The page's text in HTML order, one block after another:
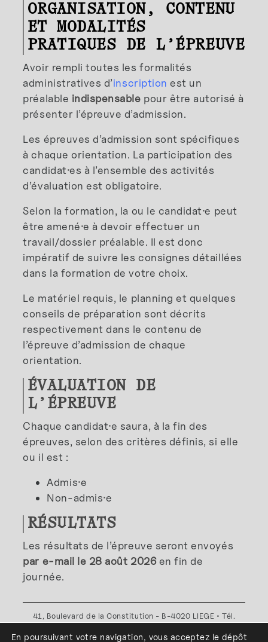
ORGANISATION, CONTENU
ET MODALITÉS
PRATIQUES DE L’ÉPREUVE
Avoir rempli toutes les formalités
administratives d’inscription est un
préalable indispensable pour être autorisé à
présenter l’épreuve d’admission.
Les épreuves d’admission sont spécifiques
à chaque orientation. La participation des
candidat·es à l’ensemble des activités
d’évaluation est obligatoire.
Selon la formation, la ou le candidat·e peut
être amené·e à devoir effectuer un
travail/dossier préalable. Il est donc
impératif de suivre les consignes détaillées
dans la formation de votre choix.
Le matériel requis, le planning et quelques
conseils de préparation sont décrits
respectivement dans le contenu de
l’épreuve d’admission de chaque
orientation.
ÉVALUATION DE
L’ÉPREUVE
Chaque candidat·e saura, à la fin des
épreuves, selon des critères définis, si elle
ou il est :
Admis·e
Non-admis·e
RÉSULTATS
Les résultats de l’épreuve seront envoyés
par e-mail le 28 août 2026en fin de
journée.
41, Boulevard de la Constitution - B-4020 LIEGE • Tél.
En poursuivant votre navigation, vous acceptez le dépôt